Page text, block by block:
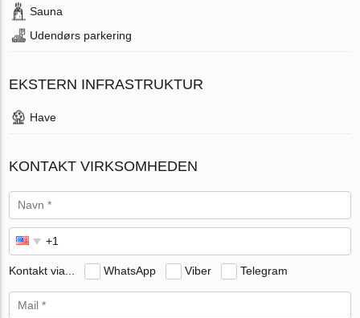
Sauna
Udendørs parkering
EKSTERN INFRASTRUKTUR
Have
KONTAKT VIRKSOMHEDEN
Kontakt via... WhatsApp Viber Telegram